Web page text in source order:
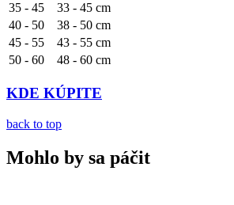
35 - 45
33 - 45 cm
40 - 50
38 - 50 cm
45 - 55
43 - 55 cm
50 - 60
48 - 60 cm
KDE KÚPITE
back to top
Mohlo by sa páčit